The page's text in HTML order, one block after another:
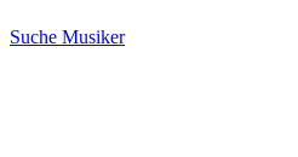
Suche Musiker